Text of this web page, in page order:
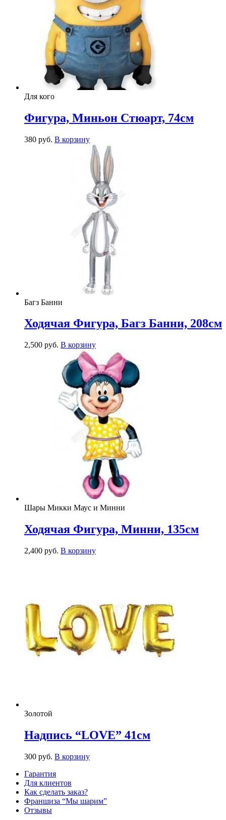
Для кого
Фигура, Миньон Стюарт, 74см
380 руб. В корзину
Багз Банни
Ходячая Фигура, Багз Банни, 208см
2,500 руб. В корзину
Шары Микки Маус и Минни
Ходячая Фигура, Минни, 135см
2,400 руб. В корзину
Золотой
Надпись “LOVE” 41см
300 руб. В корзину
Гарантия
Для клиентов
Как сделать заказ?
Франшиза “Мы шарим”
Отзывы